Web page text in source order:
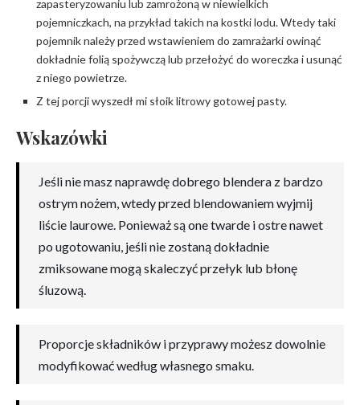
zapasteryzowaniu lub zamrożoną w niewielkich
pojemniczkach, na przykład takich na kostki lodu. Wtedy taki
pojemnik należy przed wstawieniem do zamrażarki owinąć
dokładnie folią spożywczą lub przełożyć do woreczka i usunąć
z niego powietrze.
Z tej porcji wyszedł mi słoik litrowy gotowej pasty.
Wskazówki
Jeśli nie masz naprawdę dobrego blendera z bardzo
ostrym nożem, wtedy przed blendowaniem wyjmij
liście laurowe. Ponieważ są one twarde i ostre nawet
po ugotowaniu, jeśli nie zostaną dokładnie
zmiksowane mogą skaleczyć przełyk lub błonę
śluzową.
Proporcje składników i przyprawy możesz dowolnie
modyfikować według własnego smaku.